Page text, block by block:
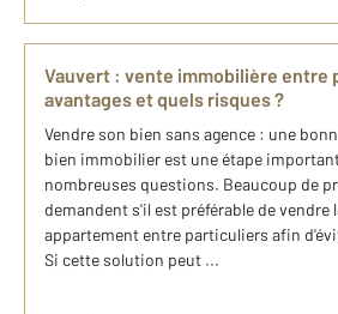
Vauvert : vente immobilière entre
avantages et quels risques ?
Vendre son bien sans agence : une
bien immobilier est une étape
nombreuses questions. Beaucoup de
demandent s'il est préférable de vendre
appartement entre particuliers afin
Si cette solution peut ...